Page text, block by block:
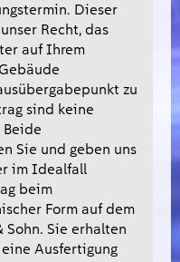
Dieser
Recht, das
auf Ihrem
zu
sind keine
Sie und geben uns
im Idealfall
beim
Form auf dem
Sohn. Sie erhalten
Ausfertigung